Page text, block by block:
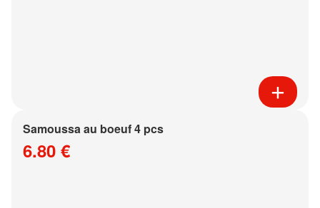
Samoussa au boeuf 4 pcs
6.80 €